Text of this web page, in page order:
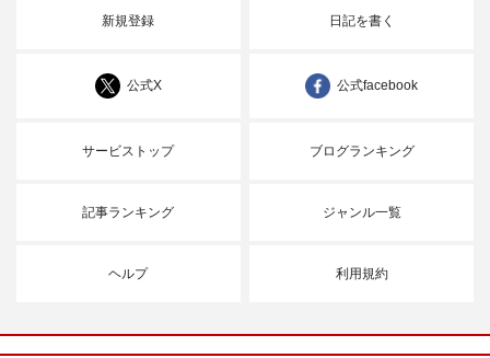
新規登録 日記を書く
公式X 公式facebook
サービストップ ブログランキング
記事ランキング ジャンル一覧
ヘルプ 利用規約